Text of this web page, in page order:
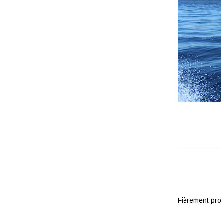
Fièrement